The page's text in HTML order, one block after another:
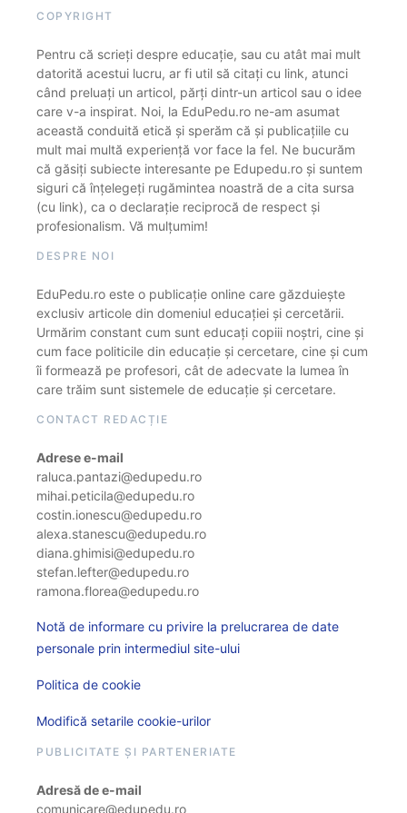
COPYRIGHT
Pentru că scrieți despre educație, sau cu atât mai mult
datorită acestui lucru, ar fi util să citați cu link, atunci
când preluați un articol, părți dintr-un articol sau o idee
care v-a inspirat. Noi, la EduPedu.ro ne-am asumat
această conduită etică și sperăm că și publicațiile cu
mult mai multă experiență vor face la fel. Ne bucurăm
că găsiți subiecte interesante pe Edupedu.ro și suntem
siguri că înțelegeți rugămintea noastră de a cita sursa
(cu link), ca o declarație reciprocă de respect și
profesionalism. Vă mulțumim!
DESPRE NOI
EduPedu.ro este o publicație online care găzduiește
exclusiv articole din domeniul educației și cercetării.
Urmărim constant cum sunt educați copiii noștri, cine și
cum face politicile din educație și cercetare, cine și cum
îi formează pe profesori, cât de adecvate la lumea în
care trăim sunt sistemele de educație și cercetare.
CONTACT REDACȚIE
Adrese e-mail
raluca.pantazi@edupedu.ro
mihai.peticila@edupedu.ro
costin.ionescu@edupedu.ro
alexa.stanescu@edupedu.ro
diana.ghimisi@edupedu.ro
stefan.lefter@edupedu.ro
ramona.florea@edupedu.ro
Notă de informare cu privire la prelucrarea de date
personale prin intermediul site-ului
Politica de cookie
Modifică setarile cookie-urilor
PUBLICITATE ȘI PARTENERIATE
Adresă de e-mail
comunicare@edupedu.ro